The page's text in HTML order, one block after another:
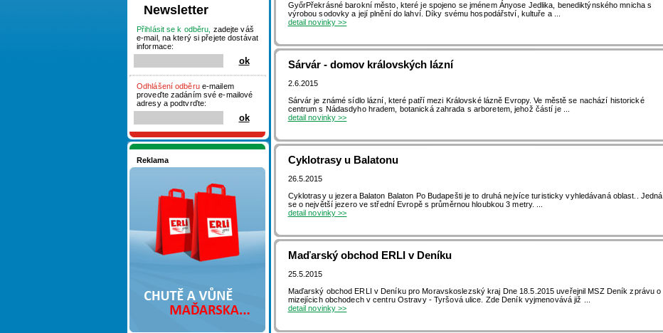
Newsletter
Přihlásit se k odběru, zadejte váš
e-mail, na který si přejete dostávat
informace:
Odhlášení odběrue-mailem
proveďte zadáním své e-mailové
adresy a podtvrďte:
Reklama
GyőrPřekrásné barokní město, které je spojeno se jménem Ányose Jedlika, benediktýnského mnicha s
výrobou sodovky a její plnění do lahví. Díky svému hospodářství, kultuře a ...
detail novinky >>
Sárvár - domov královských lázní
2.6.2015
Sárvár je známé sídlo lázní, které patří mezi Královské lázně Evropy. Ve městě se nachází historické
centrum s Nádasdyho hradem, botanická zahrada s arboretem, jehož částí je ...
detail novinky >>
Cyklotrasy u Balatonu
26.5.2015
Cyklotrasy u jezera Balaton Balaton Po Budapešti je to druhá nejvíce turisticky vyhledávaná oblast.. Jedná
se o největší jezero ve střední Evropě s průměrnou hloubkou 3 metry. ...
detail novinky >>
Maďarský obchod ERLI v Deníku
25.5.2015
Maďarský obchod ERLI v Deníku pro Moravskoslezský kraj Dne 18.5.2015 uveřejnil MSZ Deník zprávu o
mizejícich obchodech v centru Ostravy - Tyršová ulice. Zde Deník vyjmenovává již ...
detail novinky >>